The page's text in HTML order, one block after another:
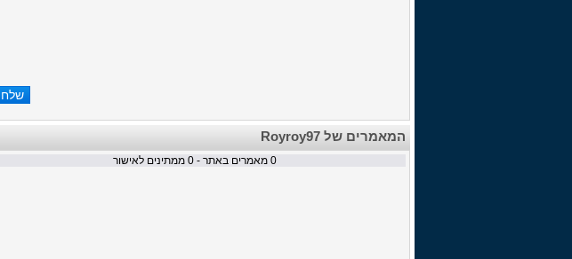
המאמרים של Royroy97
0 מאמרים באתר - 0 ממתינים לאישור